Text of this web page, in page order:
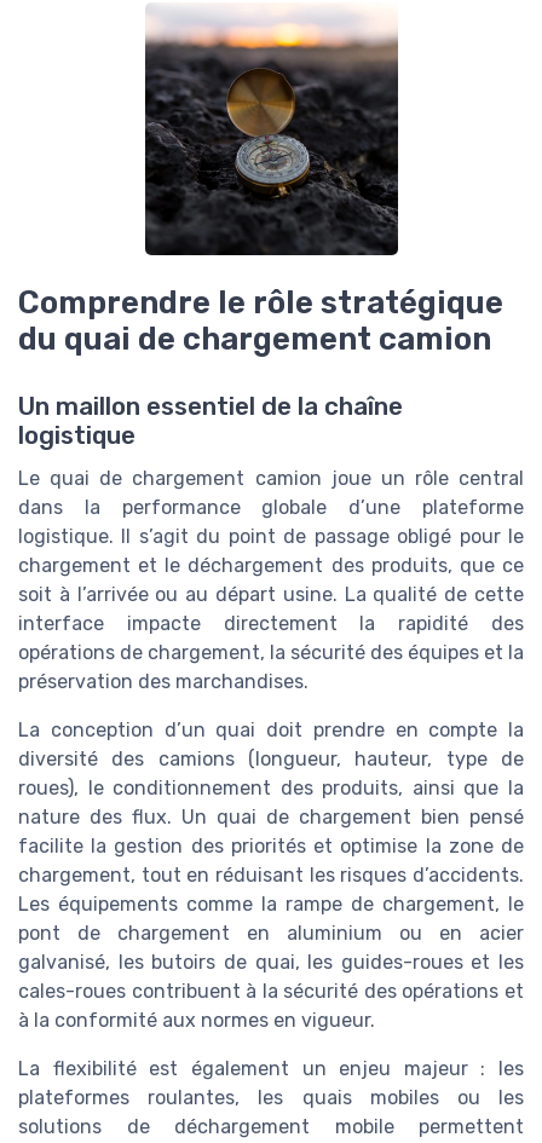
Comprendre le rôle stratégique
du quai de chargement camion
Un maillon essentiel de la chaîne
logistique
Le quai de chargement camion joue un rôle central
dans la performance globale d’une plateforme
logistique. Il s’agit du point de passage obligé pour le
chargement et le déchargement des produits, que ce
soit à l’arrivée ou au départ usine. La qualité de cette
interface impacte directement la rapidité des
opérations de chargement, la sécurité des équipes et la
préservation des marchandises.
La conception d’un quai doit prendre en compte la
diversité des camions (longueur, hauteur, type de
roues), le conditionnement des produits, ainsi que la
nature des flux. Un quai de chargement bien pensé
facilite la gestion des priorités et optimise la zone de
chargement, tout en réduisant les risques d’accidents.
Les équipements comme la rampe de chargement, le
pont de chargement en aluminium ou en acier
galvanisé, les butoirs de quai, les guides-roues et les
cales-roues contribuent à la sécurité des opérations et
à la conformité aux normes en vigueur.
La flexibilité est également un enjeu majeur : les
plateformes roulantes, les quais mobiles ou les
solutions de déchargement mobile permettent